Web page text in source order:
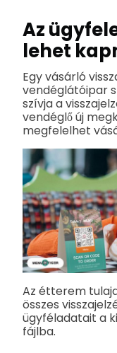
Az
lehet
Egy vásárló
vendéglátóipar
szívja a
vendéglő új
megfelelhet
Az étterem
összes
ügyféladatait a
fájlba.